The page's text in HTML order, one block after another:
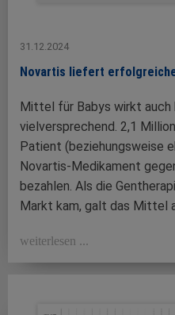
31.12.2024
Novartis liefert
Mittel für Babys wirkt auch
vielversprechend. 2,1
Patient (beziehungsweise
Novartis-Medikament
bezahlen. Als die
Markt kam, galt das Mittel
weiterlesen ...